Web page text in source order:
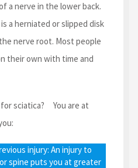
a nerve in the lower back.
a herniated or slipped disk
nerve root. Most people
their own with time and
sciatica? You are at
injury: An injury to
spine puts you at greater